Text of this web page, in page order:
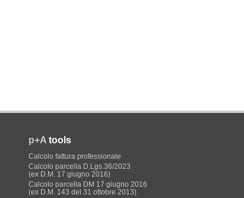
p+A tools
Calcolo fattura professionale
Calcolo parcella D.Lgs.36/2023
(ex D.M. 17 giugno 2016)
Calcolo parcella DM 17 giugno 2016
(ex D.M. 143 del 31 ottobre 2013)